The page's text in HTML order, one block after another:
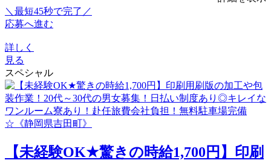
＼最短45秒で完了／
応募へ進む
詳しく
見る
スペシャル
【未経験OK★驚きの時給1,700円】印刷